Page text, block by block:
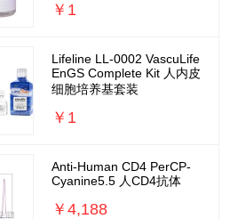
￥1
Lifeline LL-0002 VascuLife
EnGS Complete Kit 人内皮
细胞培养基套装
￥1
Anti-Human CD4 PerCP-
Cyanine5.5 人CD4抗体
￥4,188